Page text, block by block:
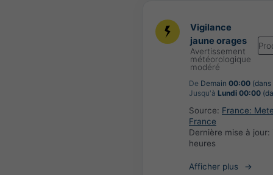
Vigilance
jaune orages
Avertissement
météorologique
modéré
De Demain 00:00
Jusqu'à Lundi 00:00
Source: France:
France
Dernière mise à jour:
heures
Afficher plus